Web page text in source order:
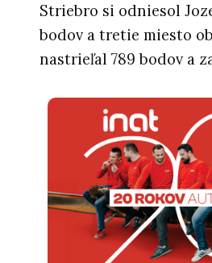
Striebro si odniesol
bodov a tretie miesto
nastrieľal 789 bodov a